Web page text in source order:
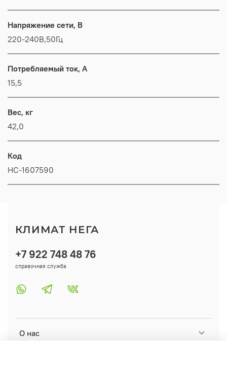
Напряжение сети, В
220-240В,50Гц
Потребляемый ток, А
15,5
Вес, кг
42,0
Код
НС-1607590
О нас
+7 922 748 48 76
справочная служба
КЛИМАТ НЕГА